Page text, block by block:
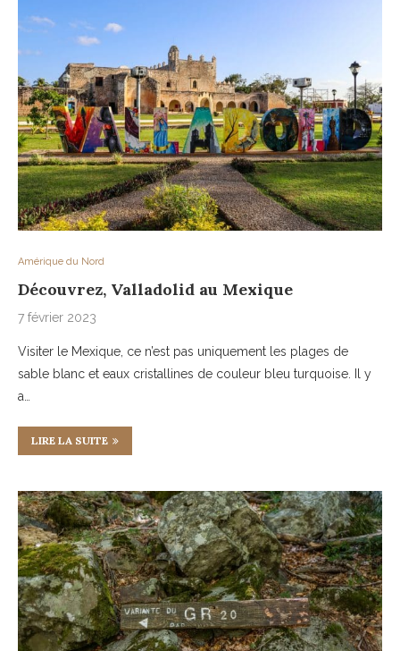
Amérique du Nord
Découvrez, Valladolid au Mexique
7 février 2023
Visiter le Mexique, ce n’est pas uniquement les plages de
sable blanc et eaux cristallines de couleur bleu turquoise. Il y
a…
LIRE LA SUITE